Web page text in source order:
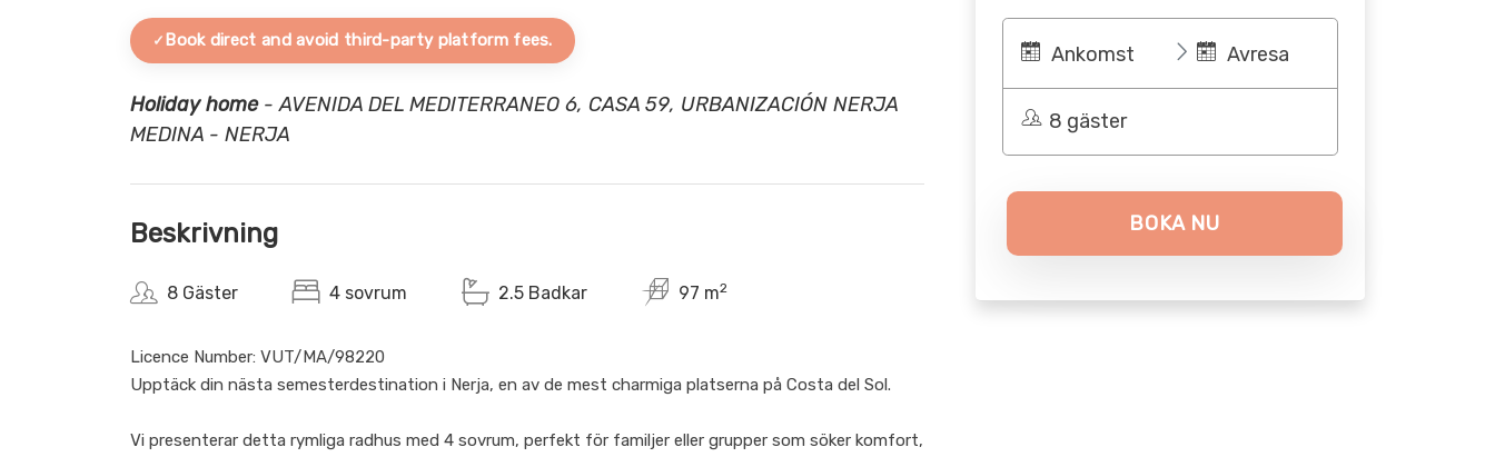
Book direct and avoid third-party platform fees.
Holiday home- AVENIDA DEL MEDITERRANEO 6, CASA 59, URBANIZACIÓN NERJA
MEDINA - NERJA
Beskrivning
8 Gäster 4 sovrum 2.5 Badkar 97 m2
Licence Number: VUT/MA/98220
Upptäck din nästa semesterdestination i Nerja, en av de mest charmiga platserna på Costa del Sol.
Vi presenterar detta rymliga radhus med 4 sovrum, perfekt för familjer eller grupper som söker komfort,
Ankomst Avresa
8 gäster
BOKA NU